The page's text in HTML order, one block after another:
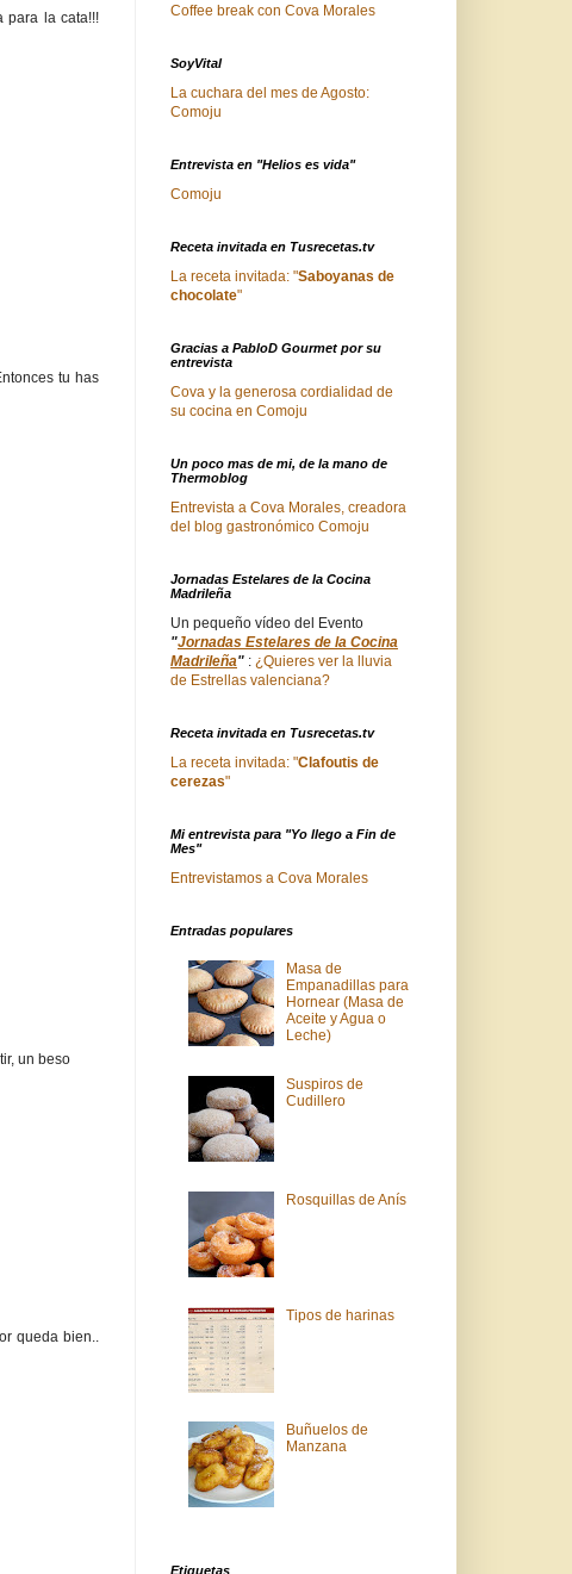
para la cata!!!
tu has
un beso
queda bien..
Coffee break con Cova Morales
SoyVital
La cuchara del mes de Agosto:
Comoju
Entrevista en "Helios es vida"
Comoju
Receta invitada en Tusrecetas.tv
La receta invitada: "Saboyanas de
chocolate"
Gracias a PabloD Gourmet por su
entrevista
Cova y la generosa cordialidad de
su cocina en Comoju
Un poco mas de mi, de la mano de
Thermoblog
Entrevista a Cova Morales, creadora
del blog gastronómico Comoju
Jornadas Estelares de la Cocina
Madrileña
Un pequeño vídeo del Evento
"Jornadas Estelares de la Cocina
Madrileña" : ¿Quieres ver la lluvia
de Estrellas valenciana?
Receta invitada en Tusrecetas.tv
La receta invitada: "Clafoutis de
cerezas"
Mi entrevista para "Yo llego a Fin de
Mes"
Entrevistamos a Cova Morales
Entradas populares
Masa de
Empanadillas para
Hornear (Masa de
Aceite y Agua o
Leche)
Suspiros de
Cudillero
Rosquillas de Anís
Tipos de harinas
Buñuelos de
Manzana
Etiquetas